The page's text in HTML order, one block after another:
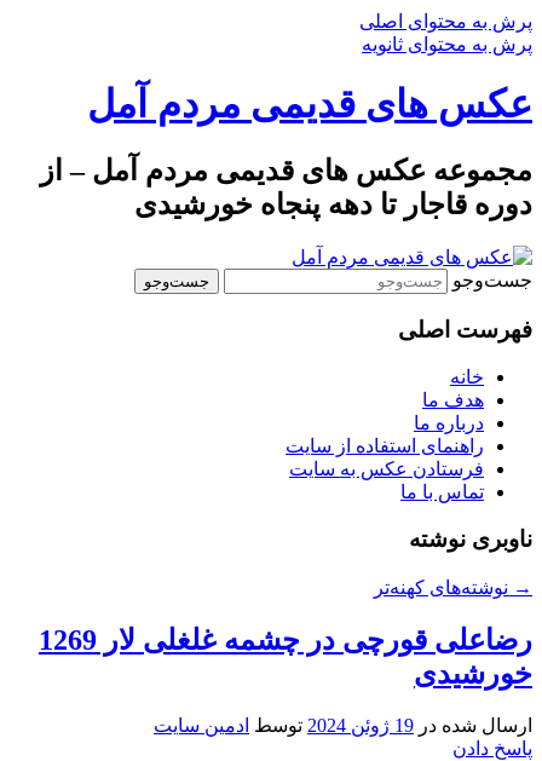
پرش به محتوای اصلی
پرش به محتوای ثانویه
عکس های قدیمی مردم آمل
مجموعه عکس های قدیمی مردم آمل – از
دوره قاجار تا دهه پنجاه خورشیدی
جست‌وجو
فهرست اصلی
خانه
هدف ما
درباره ما
راهنمای استفاده از سایت
فرستادن عکس به سایت
تماس با ما
ناوبری نوشته
→ نوشته‌های کهنه‌تر
رضاعلی قورچی در چشمه غلغلی لار 1269
خورشیدی
ارسال شده در 19 ژوئن 2024 توسط ادمین سایت
پاسخ دادن